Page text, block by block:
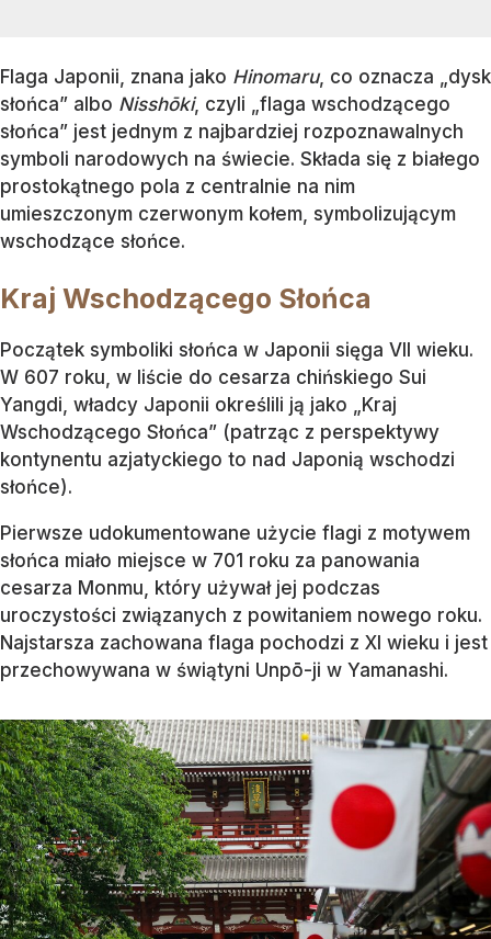
Flaga Japonii, znana jako Hinomaru, co oznacza „dysk
słońca” albo Nisshōki, czyli „flaga wschodzącego
słońca” jest jednym z najbardziej rozpoznawalnych
symboli narodowych na świecie. Składa się z białego
prostokątnego pola z centralnie na nim
umieszczonym czerwonym kołem, symbolizującym
wschodzące słońce.
Kraj Wschodzącego Słońca
Początek symboliki słońca w Japonii sięga VII wieku.
W 607 roku, w liście do cesarza chińskiego Sui
Yangdi, władcy Japonii określili ją jako „Kraj
Wschodzącego Słońca” (patrząc z perspektywy
kontynentu azjatyckiego to nad Japonią wschodzi
słońce).
Pierwsze udokumentowane użycie flagi z motywem
słońca miało miejsce w 701 roku za panowania
cesarza Monmu, który używał jej podczas
uroczystości związanych z powitaniem nowego roku.
Najstarsza zachowana flaga pochodzi z XI wieku i jest
przechowywana w świątyni Unpō-ji w Yamanashi.